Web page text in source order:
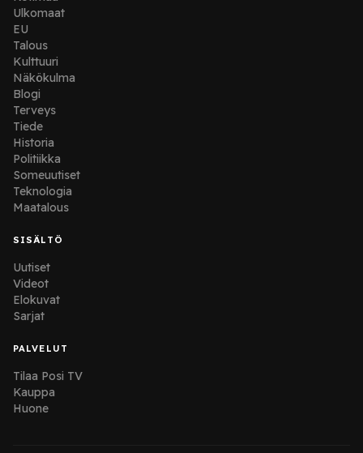
Ulkomaat
EU
Talous
Kulttuuri
Näkökulma
Blogi
Terveys
Tiede
Historia
Politiikka
Someuutiset
Teknologia
Maatalous
SISÄLTÖ
Uutiset
Videot
Elokuvat
Sarjat
PALVELUT
Tilaa Posi TV
Kauppa
Huone